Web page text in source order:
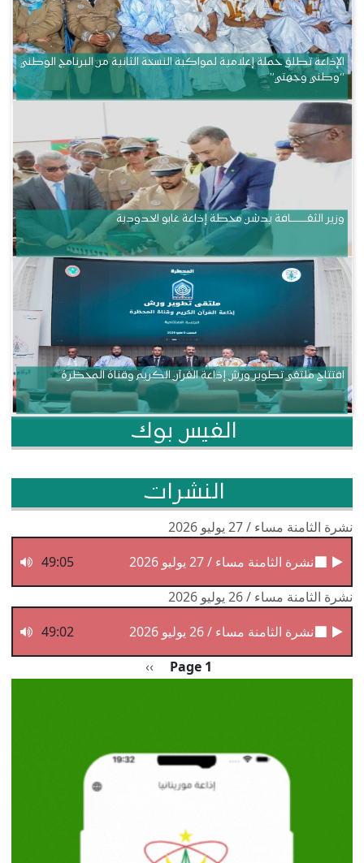
الإذاعة تطلق حملة إعلامية لمواكبة النسخة الثانية من البرنامج الوطني
“وطني وجهتي”
وزير الثقــــــــــافة يدشن محطة إذاعة غابو الحدودية
افتتاح ملتقى تطوير ورش إذاعة القرآن الكريم وقناة المحظرة
الفيس بوك
النشرات
نشرة الثامنة مساء / 27 يوليو 2026
نشرة الثامنة مساء / 27 يوليو 2026
49:05
نشرة الثامنة مساء / 26 يوليو 2026
نشرة الثامنة مساء / 26 يوليو 2026
49:02
Page 1 الصفحة التالية
››